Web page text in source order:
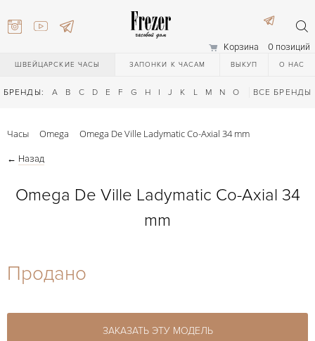
Корзина 0 позиций
ШВЕЙЦАРСКИЕ ЧАСЫ ЗАПОНКИ К ЧАСАМ ВЫКУП О НАС
БРЕНДЫ: A B C D E F G H I J K L M N O Q R S T
ВСЕ БРЕНДЫ
27-44
Часы Omega Omega De Ville Ladymatic Co-Axial 34 mm
← Назад
Omega De Ville Ladymatic Co-Axial 34
mm
Продано
ЗАКАЗАТЬ ЭТУ МОДЕЛЬ